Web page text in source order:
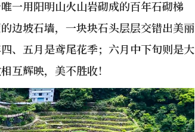
一用阳明山火山岩砌成的百年石砌梯
边坡石墙，一块块石头层层交错出美丽
、五月是鸢尾花季；六月中下旬则是大
互辉映，美不胜收！